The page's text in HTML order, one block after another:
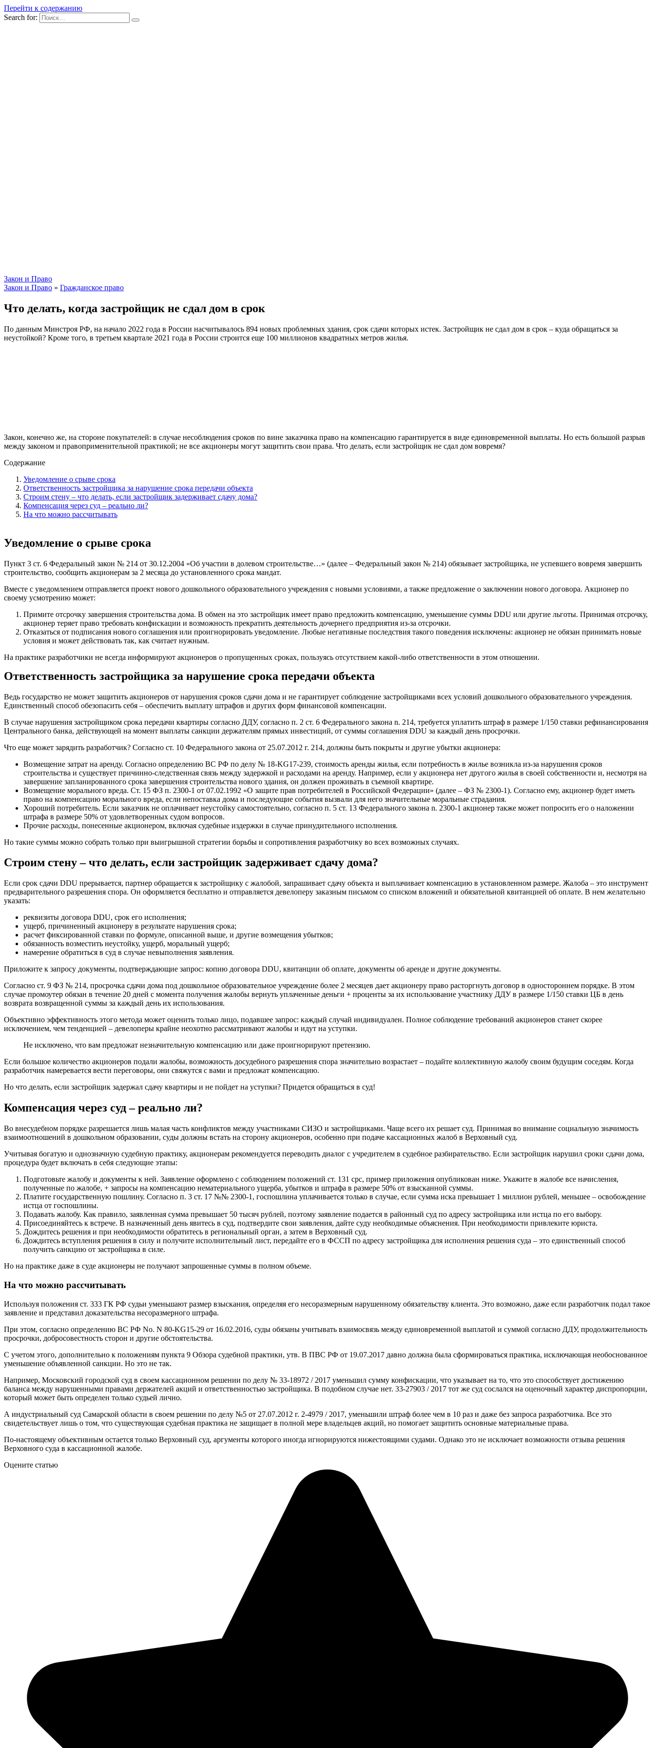
Перейти к содержанию
Search for:
Закон и Право
Закон и Право » Гражданское право
Что делать, когда застройщик не сдал дом в срок
По данным Минстроя РФ, на начало 2022 года в России насчитывалось 894 новых проблемных здания, срок сдачи которых истек. Застройщик не сдал дом в срок – куда обращаться за
неустойкой? Кроме того, в третьем квартале 2021 года в России строится еще 100 миллионов квадратных метров жилья.
Закон, конечно же, на стороне покупателей: в случае несоблюдения сроков по вине заказчика право на компенсацию гарантируется в виде единовременной выплаты. Но есть большой разрыв
между законом и правоприменительной практикой; не все акционеры могут защитить свои права. Что делать, если застройщик не сдал дом вовремя?
Содержание
Уведомление о срыве срока
Ответственность застройщика за нарушение срока передачи объекта
Строим стену – что делать, если застройщик задерживает сдачу дома?
Компенсация через суд – реально ли?
На что можно рассчитывать
Уведомление о срыве срока
Пункт 3 ст. 6 Федеральный закон № 214 от 30.12.2004 «Об участии в долевом строительстве…» (далее – Федеральный закон № 214) обязывает застройщика, не успевшего вовремя завершить
строительство, сообщить акционерам за 2 месяца до установленного срока мандат.
Вместе с уведомлением отправляется проект нового дошкольного образовательного учреждения с новыми условиями, а также предложение о заключении нового договора. Акционер по
своему усмотрению может:
Примите отсрочку завершения строительства дома. В обмен на это застройщик имеет право предложить компенсацию, уменьшение суммы DDU или другие льготы. Принимая отсрочку,
акционер теряет право требовать конфискации и возможность прекратить деятельность дочернего предприятия из-за отсрочки.
Отказаться от подписания нового соглашения или проигнорировать уведомление. Любые негативные последствия такого поведения исключены: акционер не обязан принимать новые
условия и может действовать так, как считает нужным.
На практике разработчики не всегда информируют акционеров о пропущенных сроках, пользуясь отсутствием какой-либо ответственности в этом отношении.
Ответственность застройщика за нарушение срока передачи объекта
Ведь государство не может защитить акционеров от нарушения сроков сдачи дома и не гарантирует соблюдение застройщиками всех условий дошкольного образовательного учреждения.
Единственный способ обезопасить себя – обеспечить выплату штрафов и других форм финансовой компенсации.
В случае нарушения застройщиком срока передачи квартиры согласно ДДУ, согласно п. 2 ст. 6 Федерального закона n. 214, требуется уплатить штраф в размере 1/150 ставки рефинансирования
Центрального банка, действующей на момент выплаты санкции держателям прямых инвестиций, от суммы соглашения DDU за каждый день просрочки.
Что еще может зарядить разработчик? Согласно ст. 10 Федерального закона от 25.07.2012 г. 214, должны быть покрыты и другие убытки акционера:
Возмещение затрат на аренду. Согласно определению ВС РФ по делу № 18-KG17-239, стоимость аренды жилья, если потребность в жилье возникла из-за нарушения сроков
строительства и существует причинно-следственная связь между задержкой и расходами на аренду. Например, если у акционера нет другого жилья в своей собственности и, несмотря на
завершение запланированного срока завершения строительства нового здания, он должен проживать в съемной квартире.
Возмещение морального вреда. Ст. 15 ФЗ п. 2300-1 от 07.02.1992 «О защите прав потребителей в Российской Федерации» (далее – ФЗ № 2300-1). Согласно ему, акционер будет иметь
право на компенсацию морального вреда, если непоставка дома и последующие события вызвали для него значительные моральные страдания.
Хороший потребитель. Если заказчик не оплачивает неустойку самостоятельно, согласно п. 5 ст. 13 Федерального закона n. 2300-1 акционер также может попросить его о наложении
штрафа в размере 50% от удовлетворенных судом вопросов.
Прочие расходы, понесенные акционером, включая судебные издержки в случае принудительного исполнения.
Но такие суммы можно собрать только при выигрышной стратегии борьбы и сопротивления разработчику во всех возможных случаях.
Строим стену – что делать, если застройщик задерживает сдачу дома?
Если срок сдачи DDU прерывается, партнер обращается к застройщику с жалобой, запрашивает сдачу объекта и выплачивает компенсацию в установленном размере. Жалоба – это инструмент
предварительного разрешения спора. Он оформляется бесплатно и отправляется девелоперу заказным письмом со списком вложений и обязательной квитанцией об оплате. В нем желательно
указать:
реквизиты договора DDU, срок его исполнения;
ущерб, причиненный акционеру в результате нарушения срока;
расчет фиксированной ставки по формуле, описанной выше, и другие возмещения убытков;
обязанность возместить неустойку, ущерб, моральный ущерб;
намерение обратиться в суд в случае невыполнения заявления.
Приложите к запросу документы, подтверждающие запрос: копию договора DDU, квитанции об оплате, документы об аренде и другие документы.
Согласно ст. 9 ФЗ № 214, просрочка сдачи дома под дошкольное образовательное учреждение более 2 месяцев дает акционеру право расторгнуть договор в одностороннем порядке. В этом
случае промоутер обязан в течение 20 дней с момента получения жалобы вернуть уплаченные деньги + проценты за их использование участнику ДДУ в размере 1/150 ставки ЦБ в день
возврата возвращенной суммы за каждый день их использования.
Объективно эффективность этого метода может оценить только лицо, подавшее запрос: каждый случай индивидуален. Полное соблюдение требований акционеров станет скорее
исключением, чем тенденцией – девелоперы крайне неохотно рассматривают жалобы и идут на уступки.
Не исключено, что вам предложат незначительную компенсацию или даже проигнорируют претензию.
Если большое количество акционеров подали жалобы, возможность досудебного разрешения спора значительно возрастает – подайте коллективную жалобу своим будущим соседям. Когда
разработчик намеревается вести переговоры, они свяжутся с вами и предложат компенсацию.
Но что делать, если застройщик задержал сдачу квартиры и не пойдет на уступки? Придется обращаться в суд!
Компенсация через суд – реально ли?
Во внесудебном порядке разрешается лишь малая часть конфликтов между участниками СИЗО и застройщиками. Чаще всего их решает суд. Принимая во внимание социальную значимость
взаимоотношений в дошкольном образовании, суды должны встать на сторону акционеров, особенно при подаче кассационных жалоб в Верховный суд.
Учитывая богатую и однозначную судебную практику, акционерам рекомендуется переводить диалог с учредителем в судебное разбирательство. Если застройщик нарушил сроки сдачи дома,
процедура будет включать в себя следующие этапы:
Подготовьте жалобу и документы к ней. Заявление оформлено с соблюдением положений ст. 131 cpc, пример приложения опубликован ниже. Укажите в жалобе все начисления,
полученные по жалобе, + запросы на компенсацию нематериального ущерба, убытков и штрафа в размере 50% от взысканной суммы.
Платите государственную пошлину. Согласно п. 3 ст. 17 №№ 2300-1, госпошлина уплачивается только в случае, если сумма иска превышает 1 миллион рублей, меньшее – освобождение
истца от госпошлины.
Подавать жалобу. Как правило, заявленная сумма превышает 50 тысяч рублей, поэтому заявление подается в районный суд по адресу застройщика или истца по его выбору.
Присоединяйтесь к встрече. В назначенный день явитесь в суд, подтвердите свои заявления, дайте суду необходимые объяснения. При необходимости привлеките юриста.
Дождитесь решения и при необходимости обратитесь в региональный орган, а затем в Верховный суд.
Дождитесь вступления решения в силу и получите исполнительный лист, передайте его в ФССП по адресу застройщика для исполнения решения суда – это единственный способ
получить санкцию от застройщика в силе.
Но на практике даже в суде акционеры не получают запрошенные суммы в полном объеме.
На что можно рассчитывать
Используя положения ст. 333 ГК РФ судьи уменьшают размер взыскания, определяя его несоразмерным нарушенному обязательству клиента. Это возможно, даже если разработчик подал такое
заявление и представил доказательства несоразмерного штрафа.
При этом, согласно определению ВС РФ No. N 80-KG15-29 от 16.02.2016, суды обязаны учитывать взаимосвязь между единовременной выплатой и суммой согласно ДДУ, продолжительность
просрочки, добросовестность сторон и другие обстоятельства.
С учетом этого, дополнительно к положениям пункта 9 Обзора судебной практики, утв. В ПВС РФ от 19.07.2017 давно должна была сформироваться практика, исключающая необоснованное
уменьшение объявленной санкции. Но это не так.
Например, Московский городской суд в своем кассационном решении по делу № 33-18972 / 2017 уменьшил сумму конфискации, что указывает на то, что это способствует достижению
баланса между нарушенными правами держателей акций и ответственностью застройщика. В подобном случае нет. 33-27903 / 2017 тот же суд сослался на оценочный характер диспропорции,
который может быть определен только судьей лично.
А индустриальный суд Самарской области в своем решении по делу №5 от 27.07.2012 г. 2-4979 / 2017, уменьшили штраф более чем в 10 раз и даже без запроса разработчика. Все это
свидетельствует лишь о том, что существующая судебная практика не защищает в полной мере владельцев акций, но помогает защитить основные материальные права.
По-настоящему объективным остается только Верховный суд, аргументы которого иногда игнорируются нижестоящими судами. Однако это не исключает возможности отзыва решения
Верховного суда в кассационной жалобе.
Оцените статью